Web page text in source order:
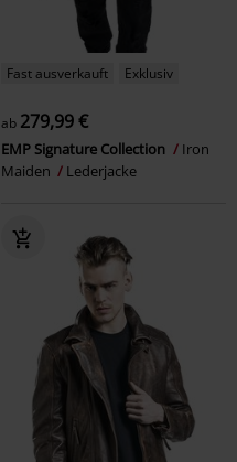
Fast ausverkauft Exklusiv
ab 279,99 €
EMP Signature Collection
Iron
Maiden
Lederjacke